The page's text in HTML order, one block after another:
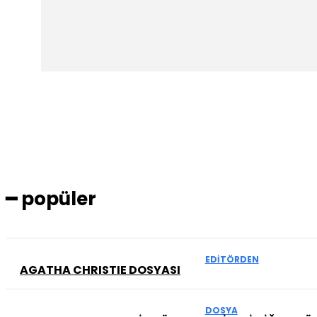
━ popüler
EDITÖRDEN
AGATHA CHRISTIE DOSYASI
DOSYA